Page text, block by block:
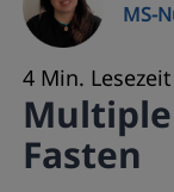
MS-
4 Min. Lesezeit
Fasten